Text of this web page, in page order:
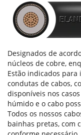
Designados de
núcleos de cobre,
Estão indicados para
condutas de cabos,
disponíveis nos
húmido e o cabo
Todos os nossos
bainhas pretas, com